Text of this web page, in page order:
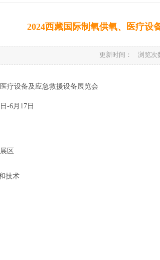
2024西藏国际制氧供氧、医疗设
更新时间： 浏览次
疗设备及应急救援设备展览会
-6月17日
区
技术